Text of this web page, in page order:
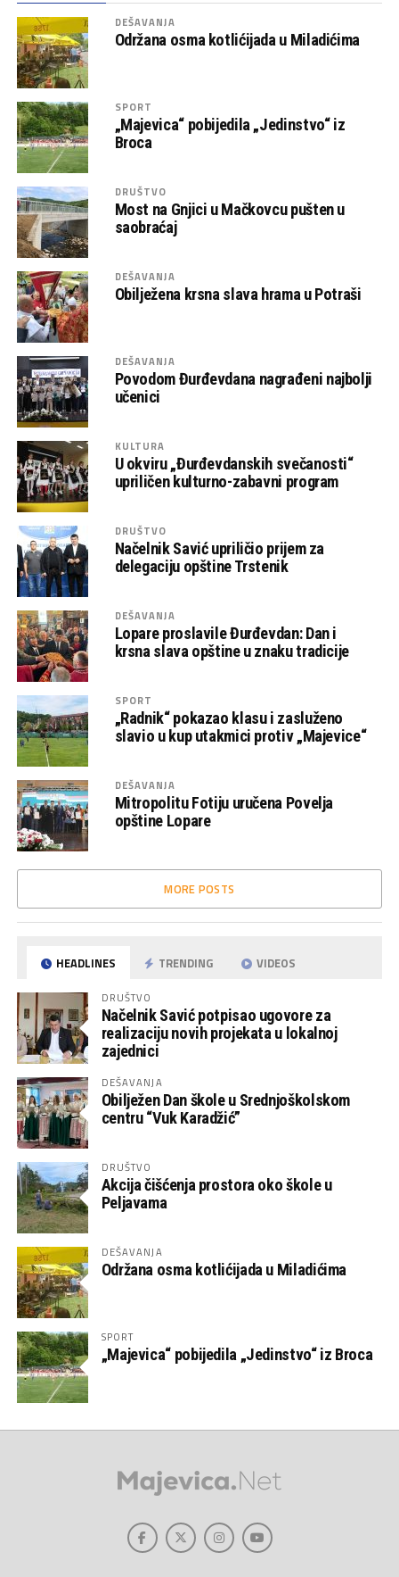
DEŠAVANJA
Održana osma kotlićijada u Miladićima
SPORT
„Majevica“ pobijedila „Jedinstvo“ iz
Broca
DRUŠTVO
Most na Gnjici u Mačkovcu pušten u
saobraćaj
DEŠAVANJA
Obilježena krsna slava hrama u Potraši
DEŠAVANJA
Povodom Đurđevdana nagrađeni najbolji
učenici
KULTURA
U okviru „Đurđevdanskih svečanosti“
upriličen kulturno-zabavni program
DRUŠTVO
Načelnik Savić upriličio prijem za
delegaciju opštine Trstenik
DEŠAVANJA
Lopare proslavile Đurđevdan: Dan i
krsna slava opštine u znaku tradicije
SPORT
„Radnik“ pokazao klasu i zasluženo
slavio u kup utakmici protiv „Majevice“
DEŠAVANJA
Mitropolitu Fotiju uručena Povelja
opštine Lopare
MORE POSTS
HEADLINES TRENDING VIDEOS
DRUŠTVO
Načelnik Savić potpisao ugovore za
realizaciju novih projekata u lokalnoj
zajednici
DEŠAVANJA
Obilježen Dan škole u Srednjoškolskom
centru “Vuk Karadžić”
DRUŠTVO
Akcija čišćenja prostora oko škole u
Peljavama
DEŠAVANJA
Održana osma kotlićijada u Miladićima
SPORT
„Majevica“ pobijedila „Jedinstvo“ iz Broca